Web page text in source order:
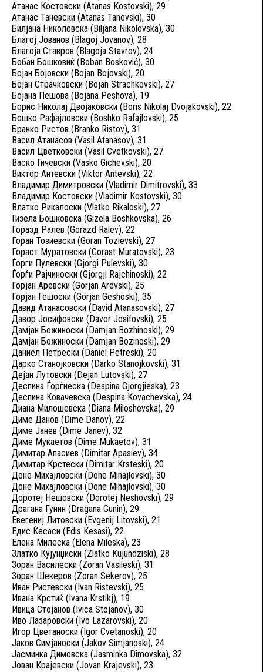
Атанас Костовски (Atanas Kostovski), 29
Атанас Таневски (Atanas Tanevski), 30
Билјана Николовска (Biljana Nikolovska), 30
Благој Јованов (Blagoj Jovanov), 28
Благоја Ставров (Blagoja Stavrov), 24
Бобан Бошковиќ (Boban Bosković), 30
Бојан Бојовски (Bojan Bojovski), 20
Бојан Страчковски (Bojan Strachkovski), 27
Бојана Пешова (Bojana Peshova), 19
Борис Николај Двојаковски (Boris Nikolaj Dvojakovski), 22
Бошко Рафајловски (Boshko Rafajlovski), 25
Бранко Ристов (Branko Ristov), 31
Васил Атанасов (Vasil Atanasov), 31
Васил Цветковски (Vasil Cvetkovski), 27
Васко Гичевски (Vasko Gichevski), 20
Виктор Антевски (Viktor Antevski), 22
Владимир Димитровски (Vladimir Dimitrovski), 33
Владимир Костовски (Vladimir Kostovski), 30
Влатко Рикалоски (Vlatko Rikaloski), 27
Гизела Бошковска (Gizela Boshkovska), 26
Горазд Ралев (Gorazd Ralev), 22
Горан Тозиевски (Goran Tozievski), 27
Гораст Муратовски (Gorast Muratovski), 23
Ѓорги Пулевски (Gjorgi Pulevski), 30
Ѓорѓи Рајчиноски (Gjorgji Rajchinoski), 22
Горјан Аревски (Gorjan Arevski), 25
Горјан Гешоски (Gorjan Geshoski), 35
Давид Атанасовски (David Atanasovski), 27
Давор Јосифовски (Davor Josifovski), 25
Дамјан Божиноски (Damjan Bozhinoski), 29
Дамјан Божиноски (Damjan Bozinoski), 29
Даниел Петрески (Daniel Petreski), 20
Дарко Станојковски (Darko Stanojkovski), 31
Дејан Лутовски (Dejan Lutovski), 27
Деспина Ѓорѓиеска (Despina Gjorgjieska), 23
Деспина Ковачевска (Despina Kovachevska), 24
Диана Милошевска (Diana Miloshevska), 29
Диме Данов (Dime Danov), 22
Диме Јанев (Dime Janev), 32
Диме Мукаетов (Dime Mukaetov), 31
Димитар Апасиев (Dimitar Apasiev), 34
Димитар Крстески (Dimitar Krsteski), 20
Доне Михајловски (Done Mihajlovski), 30
Доне Михајловски (Done Mihajlovski), 30
Доротеј Нешовски (Dorotej Neshovski), 29
Драгана Гунин (Dragana Gunin), 29
Евегениј Литовски (Evgenij Litovski), 21
Едис Ќесаси (Edis Kesasi), 22
Елена Милеска (Elena Mileska), 23
Златко Кујунџиски (Zlatko Kujundziski), 28
Зоран Василески (Zoran Vasileski), 31
Зоран Шекеров (Zoran Sekerov), 25
Иван Ристевски (Ivan Ristevski), 25
Ивана Крстиќ (Ivana Krstikj), 19
Ивица Стојанов (Ivica Stojanov), 30
Иво Лазаровски (Ivo Lazarovski), 20
Игор Цветаноски (Igor Cvetanoski), 20
Јаков Симјаноски (Jakov Simjanoski), 24
Јасминка Димовска (Jasminka Dimovska), 32
Јован Крајевски (Jovan Krajevski), 23